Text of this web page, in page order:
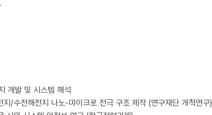
개발 및 시스템 해석
지/수전해전지 나노-마이크로 전극 구조 제작 (연구재단 개척연구)